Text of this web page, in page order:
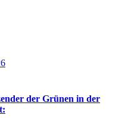
der Grünen in der